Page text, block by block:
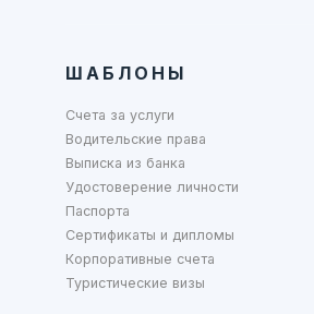
ШАБЛОНЫ
Счета за услуги
Водительские права
Выписка из банка
Удостоверение личности
Паспорта
Сертификаты и дипломы
Корпоративные счета
Туристические визы